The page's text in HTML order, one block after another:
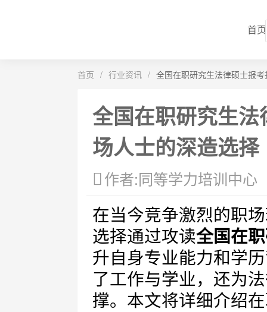
首页
首页 / 行业资讯 / 全国在职研究生法律硕士报
全国在职研究生
场人士的深造选择
作者:同等学力培训中心
在当今竞争激烈的职
选择通过攻读全国在
升自身专业能力和学
了工作与学业，还为
撑。本文将详细介绍